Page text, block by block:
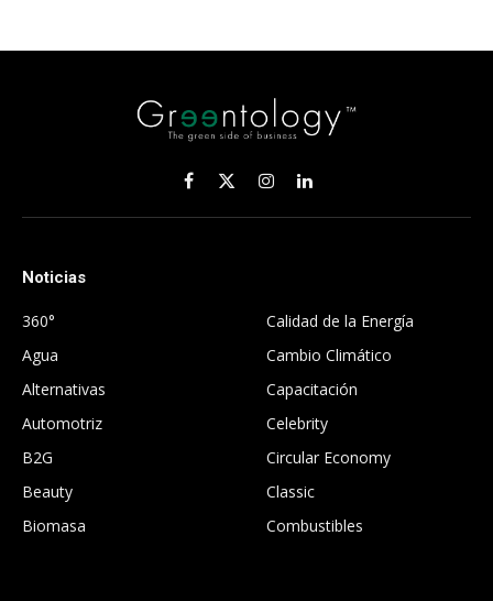
Facebook
X
(Twitter)
InstagramLinkedIn
Noticias
360°
Agua
Alternativas
Automotriz
B2G
Beauty
Biomasa
Calidad de la Energía
Cambio Climático
Capacitación
Celebrity
Circular Economy
Classic
Combustibles